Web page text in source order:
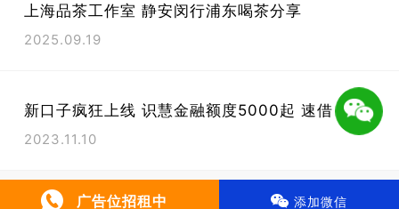
上海品茶工作室 静安闵行浦东喝茶分享
2025.09.19
新口子疯狂上线 识慧金融额度5000起 速借
2023.11.10
广告位招租中 添加微信
微信号 : 广告位招租中